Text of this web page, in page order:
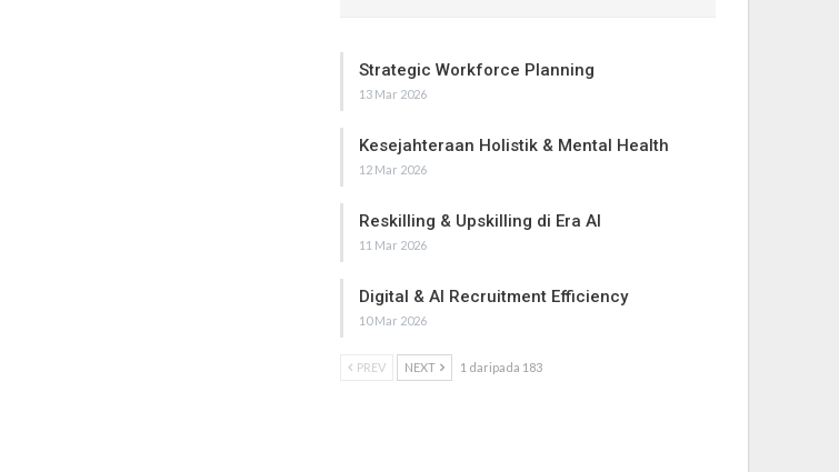
Strategic Workforce Planning
13 Mar 2026
Kesejahteraan Holistik & Mental Health
12 Mar 2026
Reskilling & Upskilling di Era AI
11 Mar 2026
Digital & AI Recruitment Efficiency
10 Mar 2026
PREV NEXT 1 daripada 183